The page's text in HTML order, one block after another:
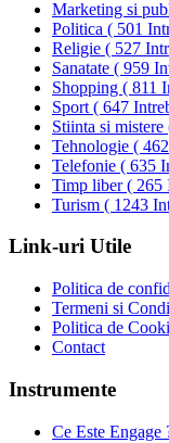
Marketing si
Politica ( 501
Religie ( 527
Sanatate ( 959
Shopping ( 811
Sport ( 647
Stiinta si mistere
Tehnologie (
Telefonie ( 635
Timp liber( 265
Turism ( 1243
Link-uri Utile
Politica de
Termeni si
Politica de
Contact
Instrumente
Ce Este Engage